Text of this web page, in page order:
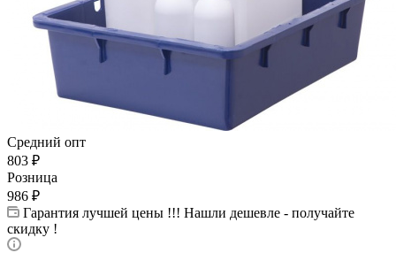
Средний опт
803 ₽
Розница
986 ₽
Гарантия лучшей цены !!! Нашли дешевле - получайте
скидку !